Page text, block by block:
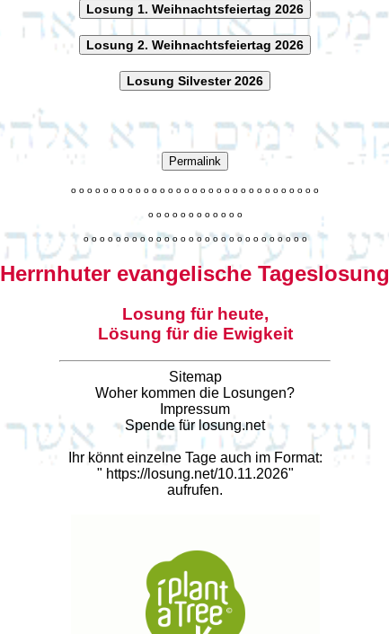
Losung 1. Weihnachtsfeiertag 2026
Losung 2. Weihnachtsfeiertag 2026
Losung Silvester 2026
Permalink
o o o o o o o o o o o o o o o o o o o o o o o o o o o o o o o
o o o o o o o o o o o o
o o o o o o o o o o o o o o o o o o o o o o o o o o o o
Herrnhuter evangelische Tageslosung
Losung für heute,
Lösung für die Ewigkeit
Sitemap
Woher kommen die Losungen?
Impressum
Spende für losung.net
Ihr könnt einzelne Tage auch im Format:
" https://losung.net/10.11.2026"
aufrufen.